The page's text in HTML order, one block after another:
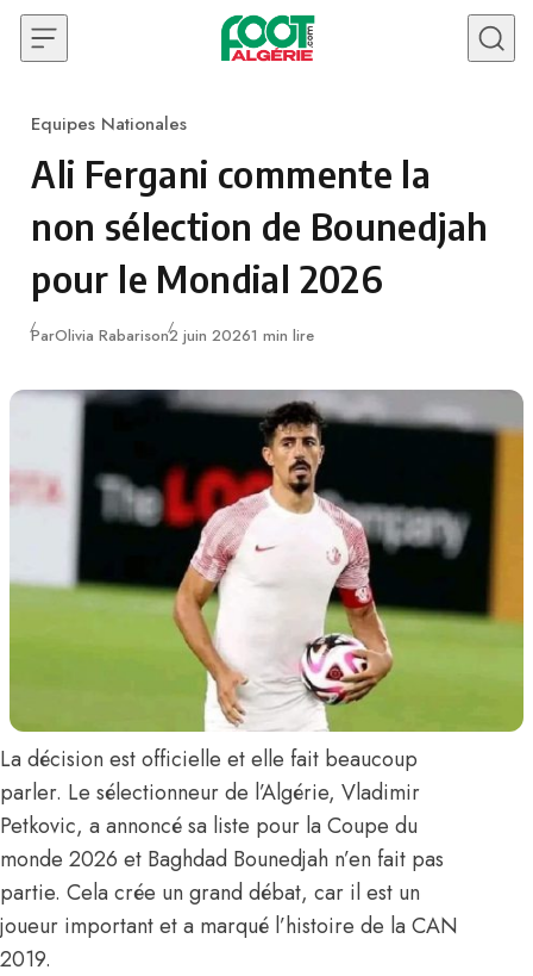
Skip to content
Category
Equipes Nationales
Ali Fergani commente la
non sélection de Bounedjah
pour le Mondial 2026
ParOlivia RabarisonPublié
2 juin 20261 min lire
La décision est officielle et elle fait beaucoup
parler. Le sélectionneur de l’Algérie, Vladimir
Petkovic, a annoncé sa liste pour la Coupe du
monde 2026 et Baghdad Bounedjah n’en fait pas
partie. Cela crée un grand débat, car il est un
joueur important et a marqué l’histoire de la CAN
2019.